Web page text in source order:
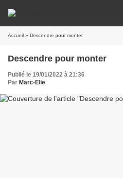
Accueil » Descendre pour monter
Descendre pour monter
Publié le 19/01/2022 à 21:36
Par Marc-Elie